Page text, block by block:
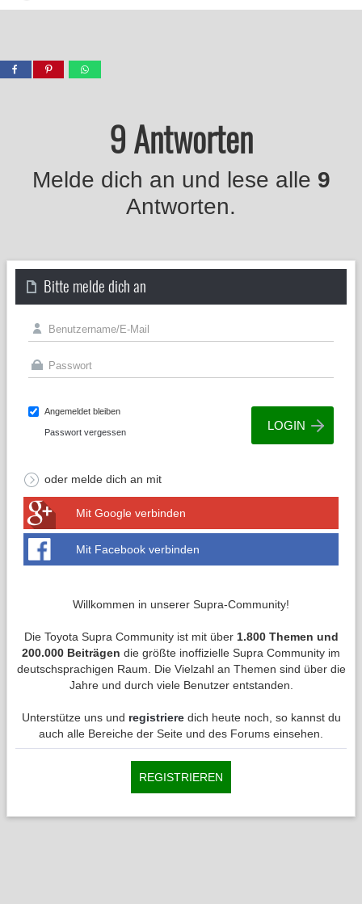
9 Antworten
Melde dich an und lese alle 9
Antworten.
Bitte melde dich an
Angemeldet bleiben
Passwort vergessen
oder melde dich an mit
Mit Google verbinden
Mit Facebook verbinden
Willkommen in unserer Supra-Community!
Die Toyota Supra Community ist mit über 1.800 Themen und
200.000 Beiträgen die größte inoffizielle Supra Community im
deutschsprachigen Raum. Die Vielzahl an Themen sind über die
Jahre und durch viele Benutzer entstanden.
Unterstütze uns und registrieredich heute noch, so kannst du
auch alle Bereiche der Seite und des Forums einsehen.
REGISTRIEREN